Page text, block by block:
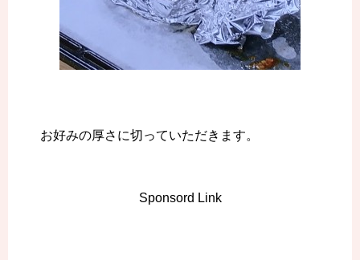
お好みの厚さに切っていただきます。
Sponsord Link